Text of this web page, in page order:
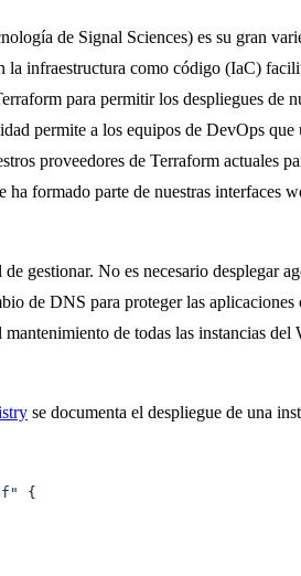
de Signal Sciences) es su gran
infraestructura como código (IaC)
para permitir los despliegues de
permite a los equipos de DevOps
proveedores de Terraform actuales
formado parte de nuestras interfaces
gestionar. No es necesario desplegar
de DNS para proteger las
de todas las instancias
se documenta el despliegue de una
{